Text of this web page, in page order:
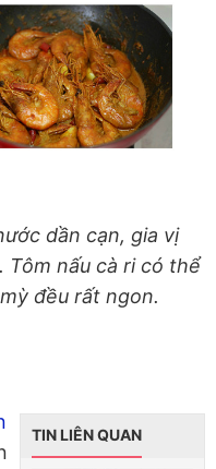
dần cạn, gia vị
nấu cà ri có thể
đều rất ngon.
TIN LIÊN QUAN